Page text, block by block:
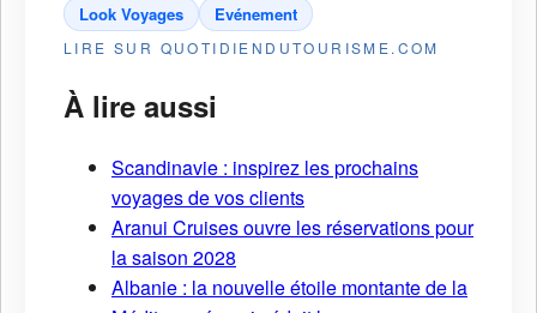
Look Voyages
Evénement
LIRE SUR QUOTIDIENDUTOURISME.COM
À lire aussi
Scandinavie : inspirez les prochains
voyages de vos clients
Aranui Cruises ouvre les réservations pour
la saison 2028
Albanie : la nouvelle étoile montante de la